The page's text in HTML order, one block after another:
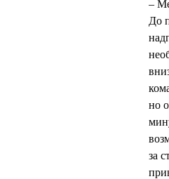
–
До
но
за